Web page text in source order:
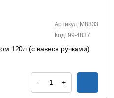
Артикул: М8333
Код: 99-4837
120л (с навесн.ручками)
- +